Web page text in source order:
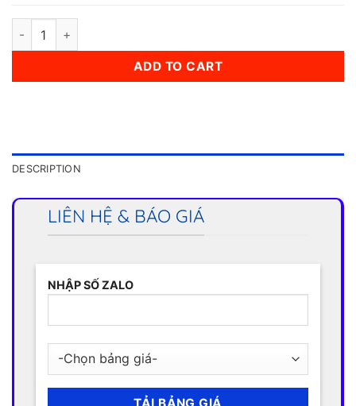
Dây Inox 430 4,5mm quantity
ADD TO CART
DESCRIPTION
LIÊN HỆ & BÁO GIÁ
NHẬP SỐ ZALO